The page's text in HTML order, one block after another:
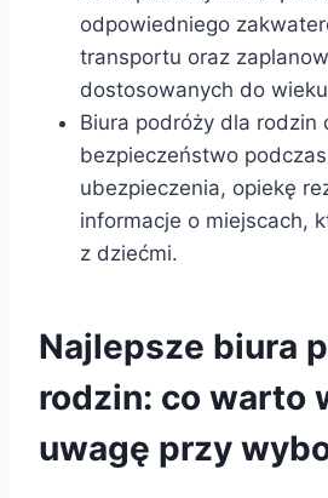
odpowiedniego
transportu oraz
dostosowanych do
Biura podróży dla rodzin
bezpieczeństwo
ubezpieczenia, opiekę
informacje o miejscach,
z dziećmi.
Najlepsze biura
rodzin: co warto
uwagę przy